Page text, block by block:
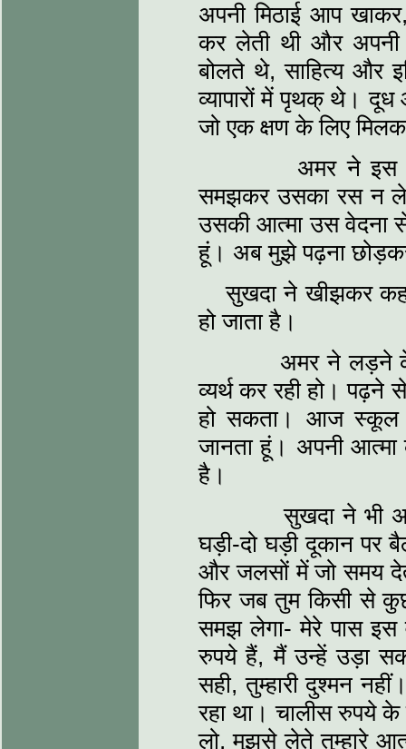
अपनी मिठाई आप
कर लेती थी और अपनी
बोलते थे, साहित्य और
व्यापारों में पृथक् थे।
जो एक क्षण के लिए
अमर ने इस
समझकर उसका रस न ले
उसकी आत्मा उस वेदना
हूं। अब मुझे पढ़ना
सुखदा ने खीझकर
हो जाता है।
अमर ने लड़ने के
व्यर्थ कर रही हो। पढ़ने
हो सकता। आज स्कूल
जानता हूं। अपनी
है।
सुखदा ने भी अपने
घड़ी-दो घड़ी दूकान
और जलसों में जो समय देते
फिर जब तुम किसी से
समझ लेगा- मेरे पास
रुपये हैं, मैं उन्हें उड़ा
सही, तुम्हारी दुश्मन
रहा था। चालीस रुपये के
लो, मुझसे लेते तुम्हारे